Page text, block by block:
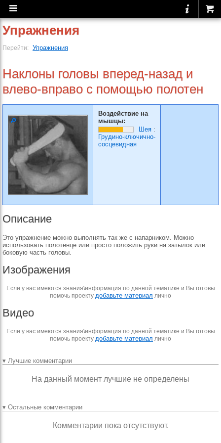
Упражнения
Перейти: Упражнения
Наклоны головы вперед-назад и
влево-вправо с помощью полотен
Воздействие на
мышцы:
Шея :
Грудино-ключично-
сосцевидная
Описание
Это упражнение можно выполнять так же с напарником. Можно
использовать полотенце или просто положить руки на затылок или
боковую часть головы.
Изображения
Если у вас имеются знания\информация по данной тематике и Вы готовы
помочь проекту добавьте материал лично
Видео
Если у вас имеются знания\информация по данной тематике и Вы готовы
помочь проекту добавьте материал лично
▾ Лучшие комментарии
На данный момент лучшие не определены
▾ Остальные комментарии
Комментарии пока отсутствуют.